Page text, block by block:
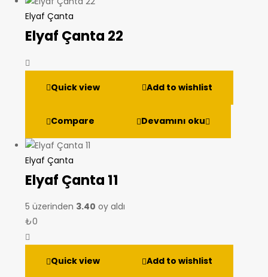
Elyaf Çanta
Elyaf Çanta 22
Quick view Add to wishlist
Compare Devamını oku
Elyaf Çanta
Elyaf Çanta 11
5 üzerinden 3.40 oy aldı
₺0
Quick view Add to wishlist